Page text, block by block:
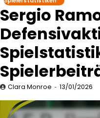
Sergio
Clara Monroe 13/01/2026